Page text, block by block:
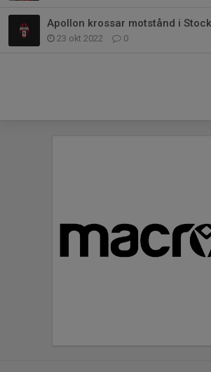
Apollon krossar motstånd i
23 okt 2022 0